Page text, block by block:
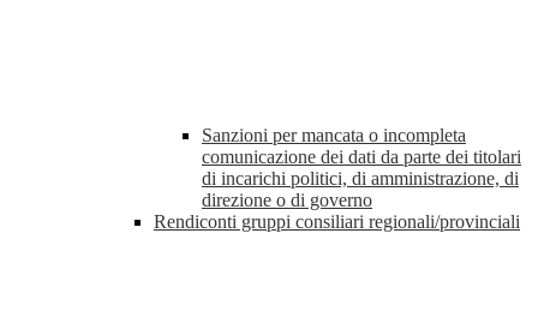
Sanzioni per mancata o incompleta
comunicazione dei dati da parte dei titolari
di incarichi politici, di amministrazione, di
direzione o di governo
Rendiconti gruppi consiliari regionali/provinciali